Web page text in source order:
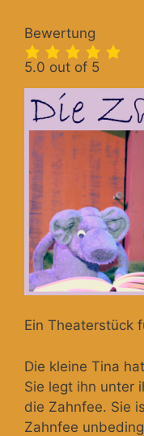
Bewertung
5.0 out of 5
Ein Theaterstück
Die kleine Tina
Sie legt ihn unter
die Zahnfee. Sie
Zahnfee